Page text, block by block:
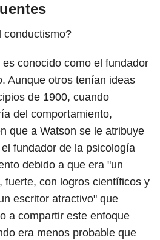
conductismo?
conocido como el fundador
Aunque otros tenían ideas
de 1900, cuando
del comportamiento,
que a Watson se le atribuye
fundador de la psicología
debido a que era "un
fuerte, con logros científicos y
escritor atractivo" que
a compartir este enfoque
era menos probable que